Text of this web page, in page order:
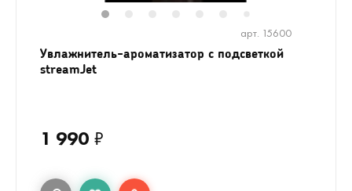
арт. 15600
Увлажнитель-ароматизатор с подсветкой
streamJet
1 990 ₽